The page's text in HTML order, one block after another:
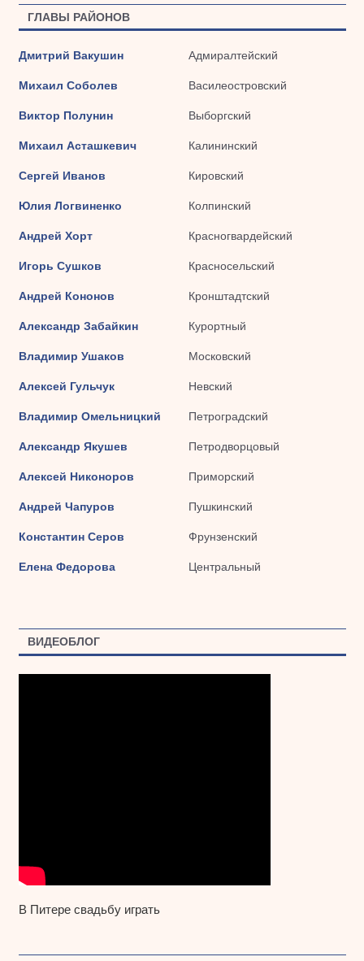
ГЛАВЫ РАЙОНОВ
Дмитрий Вакушин Адмиралтейский
Михаил Соболев Василеостровский
Виктор Полунин Выборгский
Михаил Асташкевич Калининский
Сергей Иванов Кировский
Юлия Логвиненко Колпинский
Андрей Хорт Красногвардейский
Игорь Сушков Красносельский
Андрей Кононов Кронштадтский
Александр Забайкин Курортный
Владимир Ушаков Московский
Алексей Гульчук Невский
Владимир Омельницкий Петроградский
Александр Якушев Петродворцовый
Алексей Никоноров Приморский
Андрей Чапуров Пушкинский
Константин Серов Фрунзенский
Елена Федорова Центральный
ВИДЕОБЛОГ
В Питере свадьбу играть